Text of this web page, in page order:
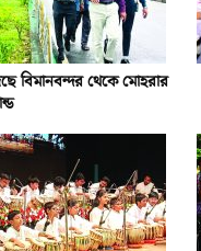
বিমানবন্দর থেকে মোহরার